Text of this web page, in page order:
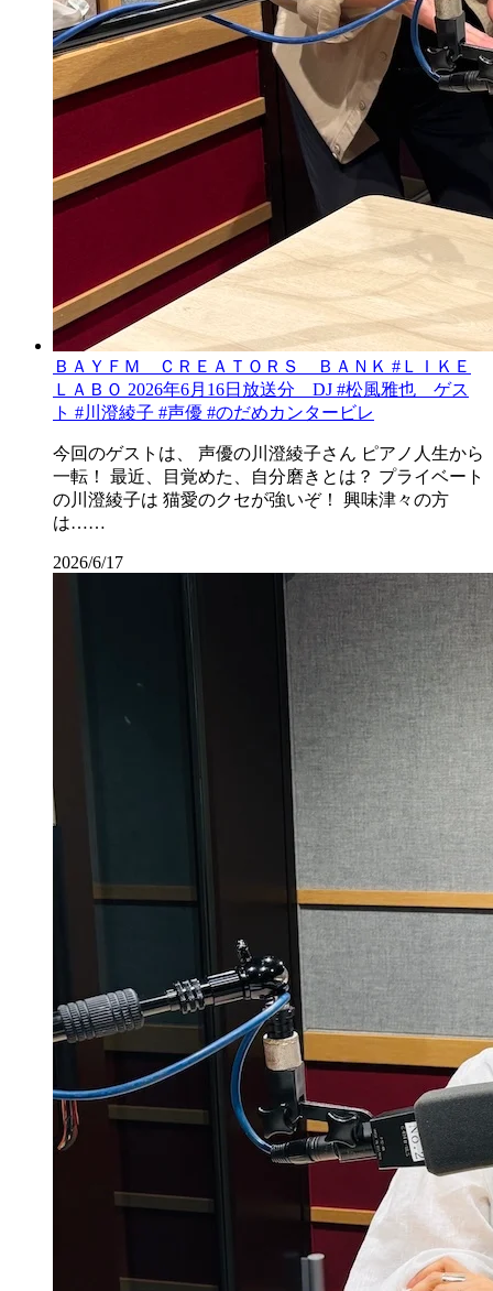
ＢＡＹＦＭ ＣＲＥＡＴＯＲＳ ＢＡＮＫ #ＬＩＫＥ
ＬＡＢＯ 2026年6月16日放送分 DJ #松風雅也 ゲス
ト #川澄綾子 #声優 #のだめカンタービレ
今回のゲストは、 声優の川澄綾子さん ピアノ人生から
一転！ 最近、目覚めた、自分磨きとは？ プライベート
の川澄綾子は 猫愛のクセが強いぞ！ 興味津々の方
は……
2026/6/17